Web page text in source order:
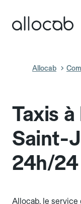
Allocab
Taxis à
Saint-
24h/
Allocab, le service